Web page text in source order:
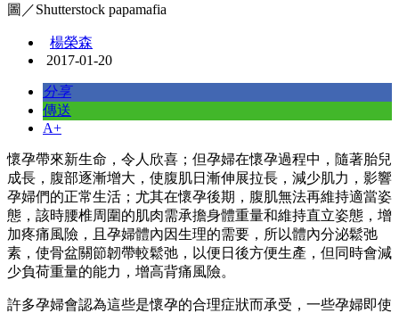
圖／Shutterstock papamafia
楊榮森
2017-01-20
分享
傳送
A+
懷孕帶來新生命，令人欣喜；但孕婦在懷孕過程中，隨著胎兒
成長，腹部逐漸增大，使腹肌日漸伸展拉長，減少肌力，影響
孕婦們的正常生活；尤其在懷孕後期，腹肌無法再維持適當姿
態，該時腰椎周圍的肌肉需承擔身體重量和維持直立姿態，增
加疼痛風險，且孕婦體內因生理的需要，所以體內分泌鬆弛
素，使骨盆關節韌帶較鬆弛，以便日後方便生產，但同時會減
少負荷重量的能力，增高背痛風險。
許多孕婦會認為這些是懷孕的合理症狀而承受，一些孕婦即使